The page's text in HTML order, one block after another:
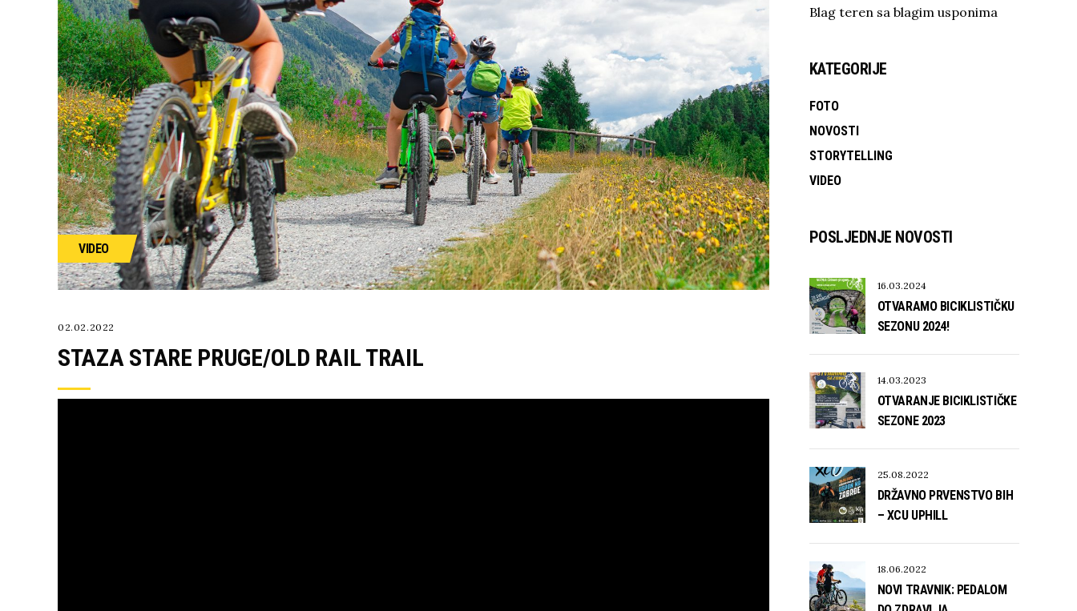
VIDEO
02.02.2022
STAZA STARE PRUGE/OLD RAIL TRAIL
Blag teren sa blagim usponima
KATEGORIJE
FOTO
NOVOSTI
STORYTELLING
VIDEO
POSLJEDNJE NOVOSTI
16.03.2024
OTVARAMO BICIKLISTIČKU
SEZONU 2024!
14.03.2023
OTVARANJE BICIKLISTIČKE
SEZONE 2023
25.08.2022
DRŽAVNO PRVENSTVO BIH
– XCU UPHILL
18.06.2022
NOVI TRAVNIK: PEDALOM